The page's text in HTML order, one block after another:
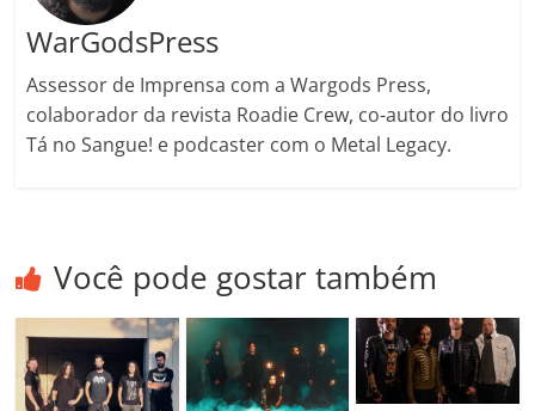
WarGodsPress
Assessor de Imprensa com a Wargods Press,
colaborador da revista Roadie Crew, co-autor do livro
Tá no Sangue! e podcaster com o Metal Legacy.
Você pode gostar também